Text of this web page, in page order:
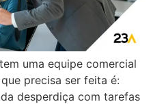
uma equipe comercial
precisa ser feita é:
desperdiça com tarefas